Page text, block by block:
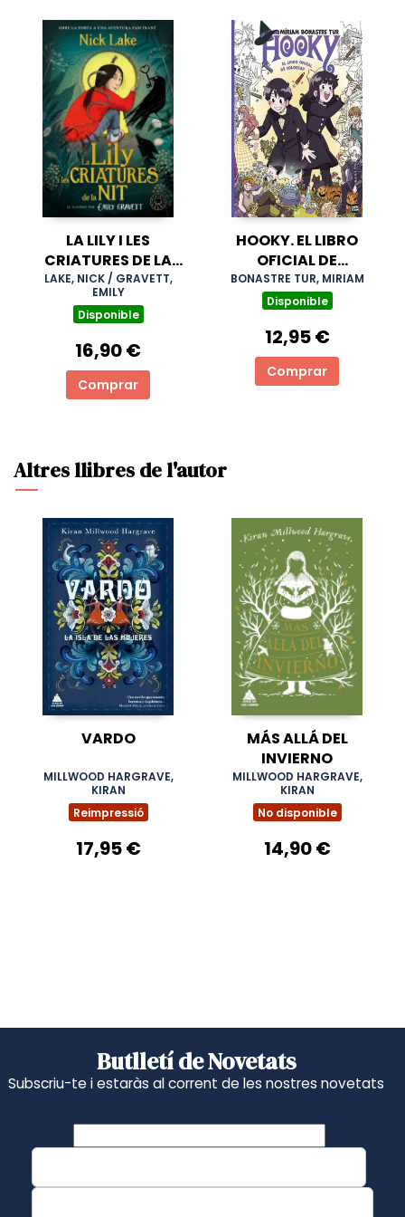
LA LILY I LES
CRIATURES DE LA
NIT
LAKE, NICK / GRAVETT,
EMILY
Disponible
16,90 €
Comprar
HOOKY. EL LIBRO
OFICIAL DE
COLOREAR
BONASTRE TUR, MIRIAM
Disponible
12,95 €
Comprar
Altres llibres de l'autor
VARDO
MILLWOOD HARGRAVE,
KIRAN
Reimpressió
17,95 €
MÁS ALLÁ DEL
INVIERNO
MILLWOOD HARGRAVE,
KIRAN
No disponible
14,90 €
Butlletí de Novetats
Subscriu-te i estaràs al corrent de les nostres novetats